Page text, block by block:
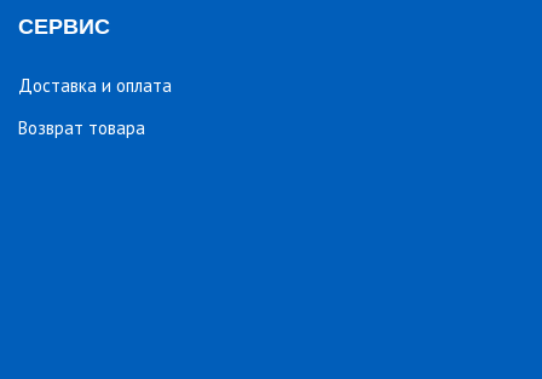
СЕРВИС
Доставка и оплата
Возврат товара